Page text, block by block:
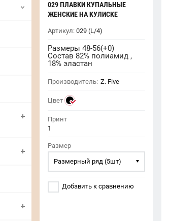
029 ПЛАВКИ КУПАЛЬНЫЕ
ЖЕНСКИЕ НА КУЛИСКЕ
Артикул: 029 (L/4)
Размеры 48-56(+0)
Состав 82% полиамид ,
18% эластан
Производитель: Z. Five
Цвет
Принт
1
Размер
Размерный ряд (5шт)
Добавить к сравнению